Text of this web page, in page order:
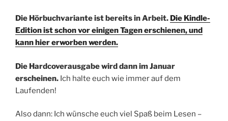
Die Hörbuchvariante ist bereits in Arbeit. Die Kindle-
Edition ist schon vor einigen Tagen erschienen, und
kann hier erworben werden.
Die Hardcoverausgabe wird dann im Januar
erscheinen. Ich halte euch wie immer auf dem
Laufenden!
Also dann: Ich wünsche euch viel Spaß beim Lesen –